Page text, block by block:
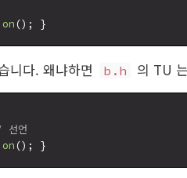
니다. 왜냐하면 b.h 의 TU
언